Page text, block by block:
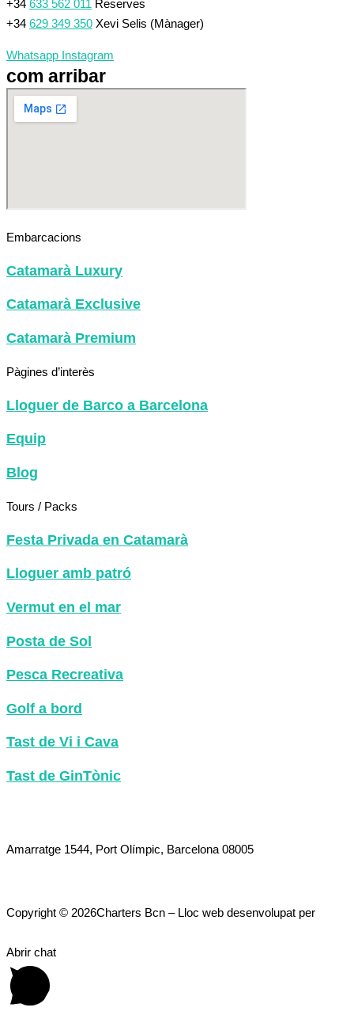
+34 633 562 011 Reserves
+34 629 349 350 Xevi Selis (Mànager)
Whatsapp Instagram
com arribar
Embarcacions
Catamarà Luxury
Catamarà Exclusive
Catamarà Premium
Pàgines d’interès
Lloguer de Barco a Barcelona
Equip
Blog
Tours / Packs
Festa Privada en Catamarà
Lloguer amb patró
Vermut en el mar
Posta de Sol
Pesca Recreativa
Golf a bord
Tast de Vi i Cava
Tast de GinTònic
Amarratge 1544, Port Olímpic, Barcelona 08005
Copyright © 2026Charters Bcn – Lloc web desenvolupat per
Abrir chat